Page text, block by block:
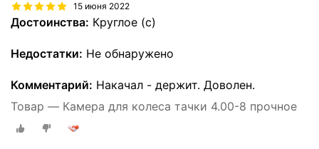
15 июня 2022
Достоинства: Круглое (c)
Недостатки: Не обнаружено
Комментарий: Накачал - держит. Доволен.
Товар — Камера для колеса тачки 4.00-8 прочное